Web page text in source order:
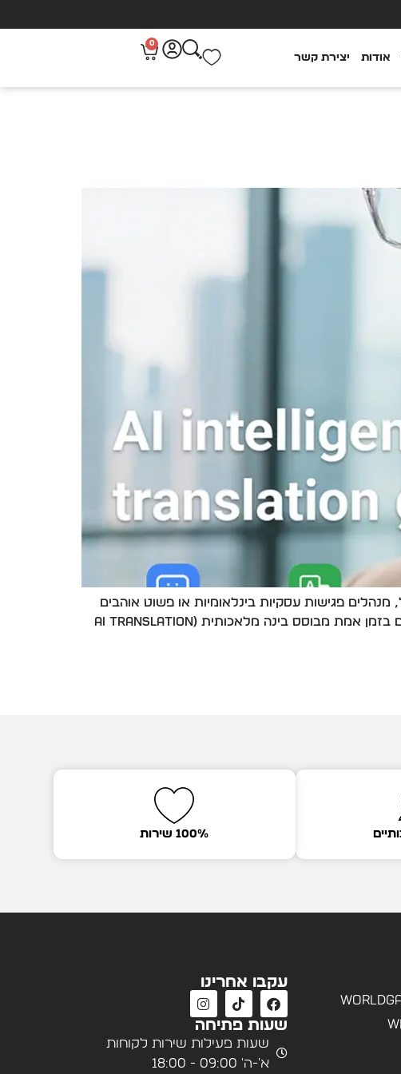
אודות יצירת קשר
0
פגישות עסקיות בינלאומיות או פשוט אוהבים
לטייל ולהכיר אנשים חדשים – הגיע הזמן להכיר את הפתרון שכולם מדברים עליו:משקפיים חכמים עם תרגום בזמן אמת מבוסס בינה מלאכותית (AI Translation
100% שירות
עקבו אחרינו
שעות פתיחה
שעות פעילות שירות לקוחות
א'-ה' 09:00 - 18:00